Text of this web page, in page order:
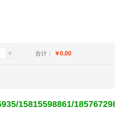
合计： ￥0.00
15815598861/